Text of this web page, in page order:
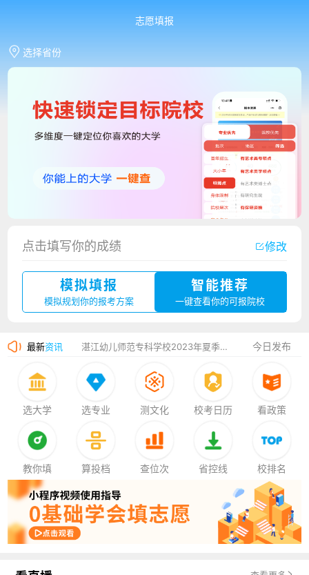
志愿填报
选择省份
点击填写你的成绩 修改
模拟填报
模拟规划你的报考方案
智能推荐
一键查看你的可报院校
最新资讯
厦门大学嘉庚学院2023年艺术类招生简章
湛江幼儿师范专科学校2023年夏季高考招生简章
香港中文大学（深圳）2023年夏季高考招生简章
今日发布
选大学 选专业 测文化 校考日历 看政策
教你填 算投档 查位次 省控线 校排名